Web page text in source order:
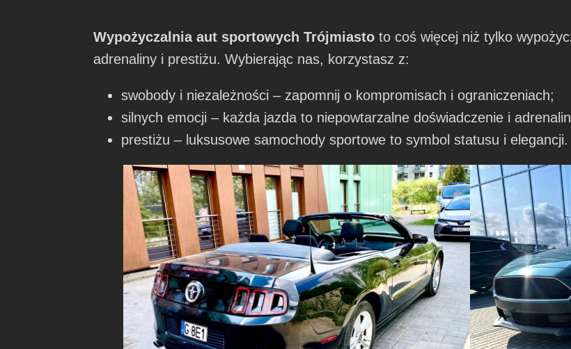
Wypożyczalnia aut sportowych Trójmiastoto coś więcej niż tylko
adrenaliny i prestiżu. Wybierając nas, korzystasz z:
swobody i niezależności – zapomnij o kompromisach i ograniczeniach;
silnych emocji – każda jazda to niepowtarzalne doświadczenie i
prestiżu – luksusowe samochody sportowe to symbol statusu i elegancji.